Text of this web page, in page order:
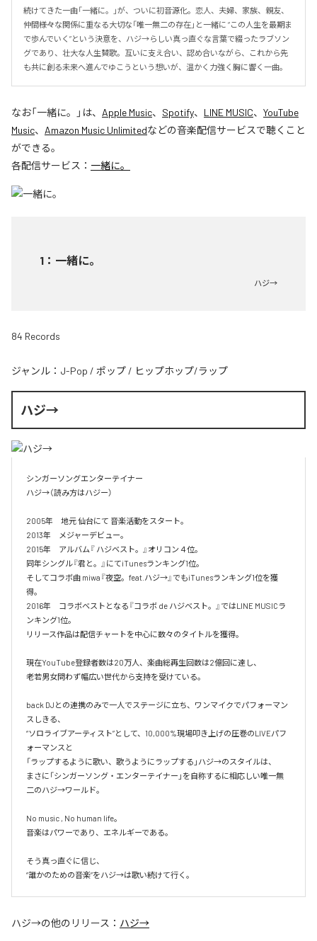
続けてきた一曲「一緒に。」が、ついに初音源化。恋人、夫婦、家族、親友、
仲間――様々な関係に重なる大切な「唯一無二の存在」と一緒に “この人生を最期ま
で歩んでいく”という決意を、ハジ→らしい真っ直ぐな言葉で綴ったラブソン
グであり、壮大な人生賛歌。互いに支え合い、認め合いながら、これから先
も共に創る未来へ進んでゆこうという想いが、温かく力強く胸に響く一曲。
なお「一緒に。 」は、 Apple Music、 Spotify、 LINE MUSIC、 YouTube
Music、 Amazon Music Unlimitedなどの音楽配信サービスで聴くこと
ができる。
各配信サービス： 一緒に。
1 ： 一緒に。
ハジ→
84 Records
ジャンル： J-Pop / ポップ / ヒップホップ/ラップ
ハジ→
シンガーソングエンターテイナー
ハジ→（読み方はハジー）
2005年　地元 仙台にて 音楽活動をスタート。
2013年　メジャーデビュー。
2015年　アルバム『 ハジベスト。』オリコン４位。
同年シングル『君と。』にてiTunesランキング1位。
そしてコラボ曲 miwa『夜空。feat.ハジ→』でもiTunesランキング1位を獲
得。
2016年　コラボベストとなる『コラボ de ハジベスト。』ではLINE MUSICラ
ンキング1位。
リリース作品は配信チャートを中心に数々のタイトルを獲得。
現在YouTube登録者数は20万人、楽曲総再生回数は2億回に達し、
老若男女問わず幅広い世代から支持を受けている。
back DJとの連携のみで一人でステージに立ち、ワンマイクでパフォーマン
スしきる、
“ソロライブアーティスト”として、10,000%現場叩き上げの圧巻のLIVEパフ
ォーマンスと
「ラップするように歌い、歌うようにラップする」ハジ→のスタイルは、
まさに「シンガーソング・エンターテイナー」を自称するに相応しい唯一無
二のハジ→ワールド。
No music , No human life。
音楽はパワーであり、エネルギーである。
そう真っ直ぐに信じ、
ハジ→の他のリリース： ハジ→